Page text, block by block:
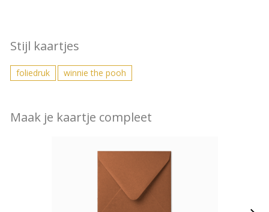
Stijl kaartjes
foliedruk winnie the pooh
Maak je kaartje compleet